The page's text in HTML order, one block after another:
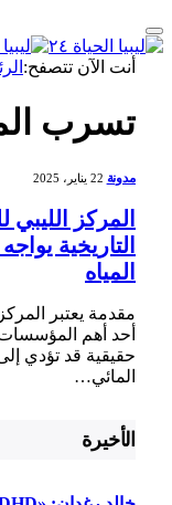
أنت الآن تتصفح:
تسرب
مدونة 22 يناير، 2025
المركز
التاريخية
المياه
مقدمة يعتبر
أحد أهم المؤسسات
حقيقية قد تؤدي
المائي…
الأخيرة